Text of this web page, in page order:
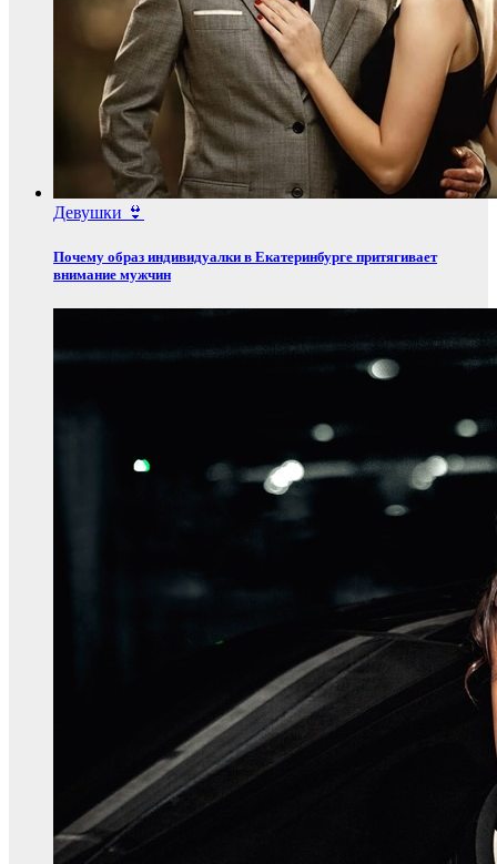
Девушки 👙
Почему образ индивидуалки в Екатеринбурге притягивает
внимание мужчин